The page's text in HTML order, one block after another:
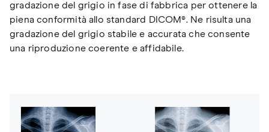
gradazione del grigio in fase di fabbrica per ottenere la
piena conformità allo standard DICOM®. Ne risulta una
gradazione del grigio stabile e accurata che consente
una riproduzione coerente e affidabile.